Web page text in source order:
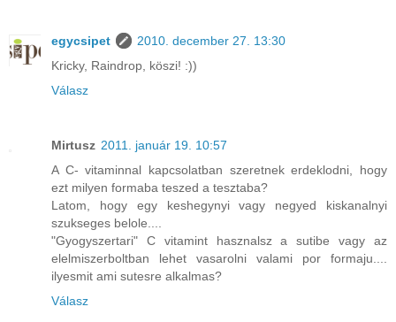
egycsipet
2010. december 27. 13:30
Kricky, Raindrop, köszi! :))
Válasz
Mirtusz 2011. január 19. 10:57
A C- vitaminnal kapcsolatban szeretnek erdeklodni, hogy
ezt milyen formaba teszed a tesztaba?
Latom, hogy egy keshegynyi vagy negyed kiskanalnyi
szukseges belole....
"Gyogyszertari" C vitamint hasznalsz a sutibe vagy az
elelmiszerboltban lehet vasarolni valami por formaju....
ilyesmit ami sutesre alkalmas?
Válasz